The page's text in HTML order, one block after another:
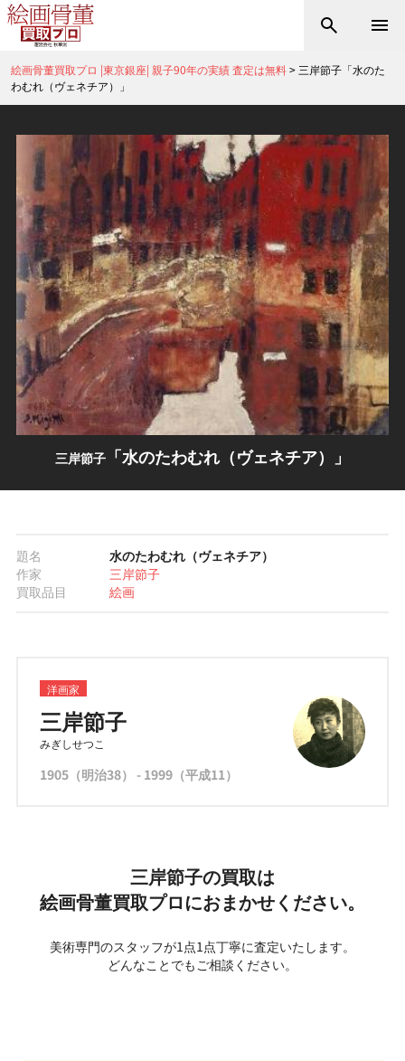
絵画骨董買取プロ |東京銀座| 親子90年の実績 査定は無料> 三岸節子「水のた
わむれ（ヴェネチア）」
三岸節子 「水のたわむれ（ヴェネチア）」
題名
水のたわむれ（ヴェネチア）
作家
三岸節子
買取品目
絵画
洋画家
三岸節子
みぎしせつこ
1905（明治38） - 1999（平成11）
三岸節子の買取は
絵画骨董買取プロにおまかせください。
美術専門のスタッフが1点1点丁寧に査定いたします。
どんなことでもご相談ください。